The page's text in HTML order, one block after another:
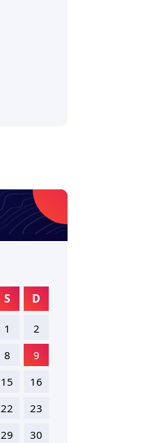
S D
1
2
8
9
15
16
22
23
29
30